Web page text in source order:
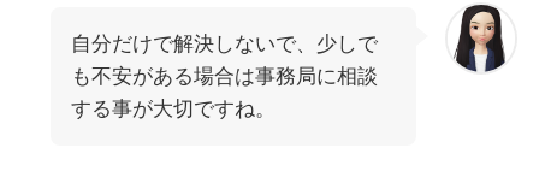
自分だけで解決しないで、少しで
も不安がある場合は事務局に相談
する事が大切ですね。